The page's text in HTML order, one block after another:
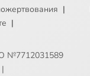
|
|
№7712031589
|